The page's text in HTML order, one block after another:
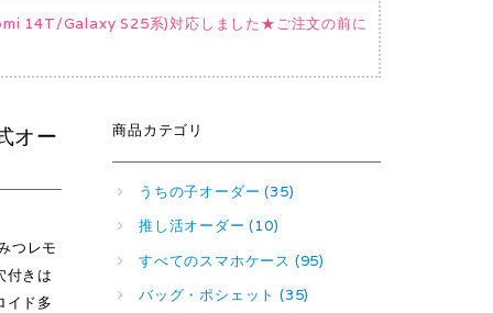
14T/Galaxy S25系)対応しました★ご注文の前に
オー
つレモ
付きは
イド多
商品カテゴリ
うちの子オーダー (35)
推し活オーダー (10)
すべてのスマホケース (95)
バッグ・ポシェット (35)